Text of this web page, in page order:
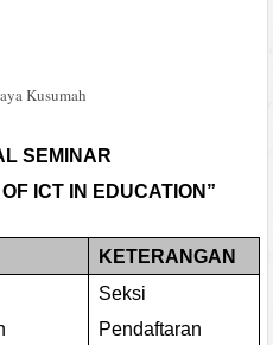
Kusumah
SEMINAR
ICT IN EDUCATION”
KETERANGAN
Seksi
Pendaftaran